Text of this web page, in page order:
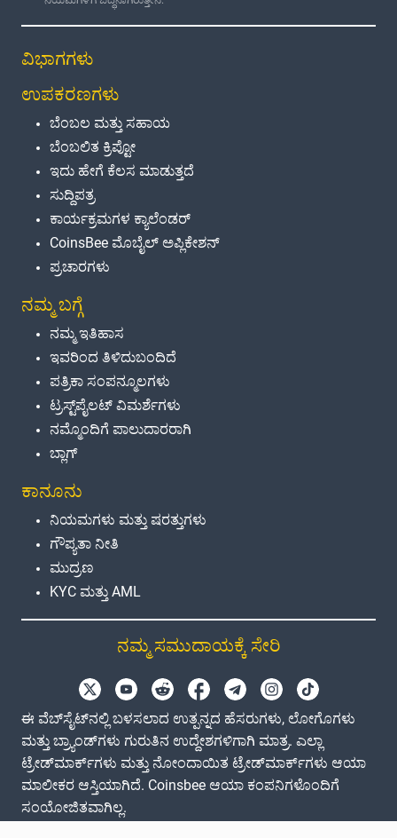
ವಿಭಾಗಗಳು
ಉಪಕರಣಗಳು
ಬೆಂಬಲ ಮತ್ತು ಸಹಾಯ
ಬೆಂಬಲಿತ ಕ್ರಿಪ್ಟೋ
ಇದು ಹೇಗೆ ಕೆಲಸ ಮಾಡುತ್ತದೆ
ಸುದ್ದಿಪತ್ರ
ಕಾರ್ಯಕ್ರಮಗಳ ಕ್ಯಾಲೆಂಡರ್
CoinsBee ಮೊಬೈಲ್ ಅಪ್ಲಿಕೇಶನ್
ಪ್ರಚಾರಗಳು
ನಮ್ಮ ಬಗ್ಗೆ
ನಮ್ಮ ಇತಿಹಾಸ
ಇವರಿಂದ ತಿಳಿದುಬಂದಿದೆ
ಪತ್ರಿಕಾ ಸಂಪನ್ಮೂಲಗಳು
ಟ್ರಸ್ಟ್‌ಪೈಲಟ್ ವಿಮರ್ಶೆಗಳು
ನಮ್ಮೊಂದಿಗೆ ಪಾಲುದಾರರಾಗಿ
ಬ್ಲಾಗ್
ಕಾನೂನು
ನಿಯಮಗಳು ಮತ್ತು ಷರತ್ತುಗಳು
ಗೌಪ್ಯತಾ ನೀತಿ
ಮುದ್ರಣ
KYC ಮತ್ತು AML
ನಮ್ಮ ಸಮುದಾಯಕ್ಕೆ ಸೇರಿ
ಈ ವೆಬ್‌ಸೈಟ್‌ನಲ್ಲಿ ಬಳಸಲಾದ ಉತ್ಪನ್ನದ ಹೆಸರುಗಳು, ಲೋಗೊಗಳು
ಮತ್ತು ಬ್ರ್ಯಾಂಡ್‌ಗಳು ಗುರುತಿನ ಉದ್ದೇಶಗಳಿಗಾಗಿ ಮಾತ್ರ. ಎಲ್ಲಾ
ಟ್ರೇಡ್‌ಮಾರ್ಕ್‌ಗಳು ಮತ್ತು ನೋಂದಾಯಿತ ಟ್ರೇಡ್‌ಮಾರ್ಕ್‌ಗಳು ಆಯಾ
ಮಾಲೀಕರ ಆಸ್ತಿಯಾಗಿದೆ. Coinsbee ಆಯಾ ಕಂಪನಿಗಳೊಂದಿಗೆ
ಸಂಯೋಜಿತವಾಗಿಲ್ಲ.